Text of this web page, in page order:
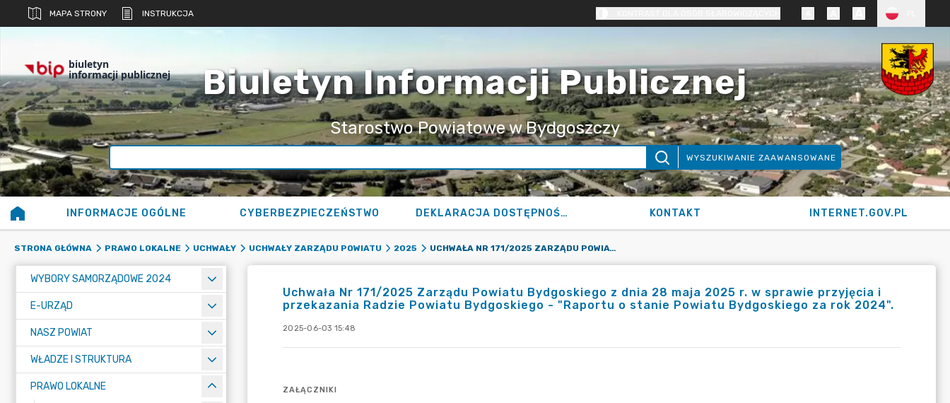
MAPA STRONY INSTRUKCJA
biuletyn
informacji publicznej Biuletyn Informacji Publicznej
Starostwo Powiatowe w Bydgoszczy
WYSZUKIWANIE ZAAWANSOWANE
INFORMACJE OGÓLNE CYBERBEZPIECZEŃSTWO DEKLARACJA DOSTĘPNOŚCI KONTAKT INTERNET.GOV.PL
STRONA GŁÓWNA PRAWO LOKALNE UCHWAŁY UCHWAŁY ZARZĄDU POWIATU 2025 UCHWAŁA NR 171/2025 ZARZĄDU POWIATU BYDGOSKIEGO Z DNIA 28 MAJA 2025 R. W SPRAWIE PRZYJĘCIA I PRZEKAZANIA RADZIE POWIATU BYDGOSKIEGO - "RAPORTU O STANIE POWIATU BYDGOSKIEGO ZA ROK 2024".
WYBORY SAMORZĄDOWE 2024
E-URZĄD
NASZ POWIAT
WŁADZE I STRUKTURA
PRAWO LOKALNE
Uchwała Nr 171/2025 Zarządu Powiatu Bydgoskiego z dnia 28 maja 2025 r. w sprawie przyjęcia i
przekazania Radzie Powiatu Bydgoskiego - "Raportu o stanie Powiatu Bydgoskiego za rok 2024".
2025-06-03 15:48
ZAŁĄCZNIKI